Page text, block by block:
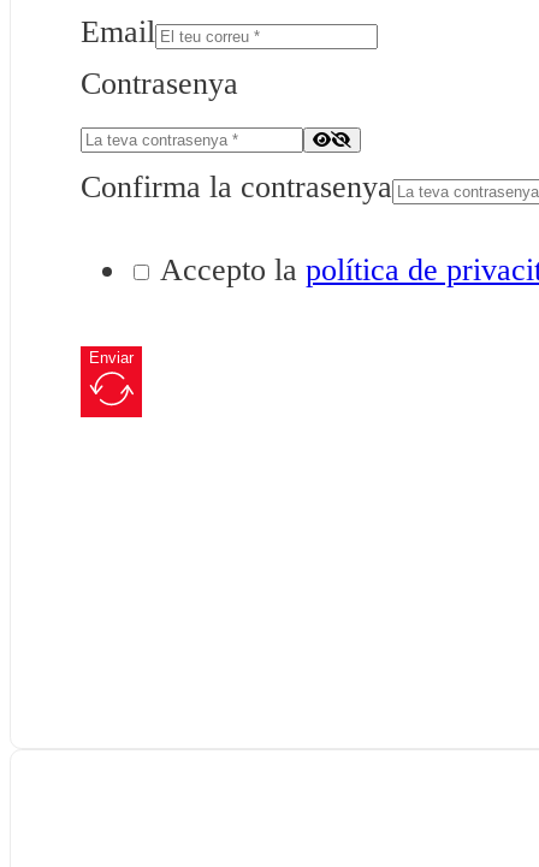
Email
Contrasenya
Confirma la contrasenya
Accepto la política de
Enviar